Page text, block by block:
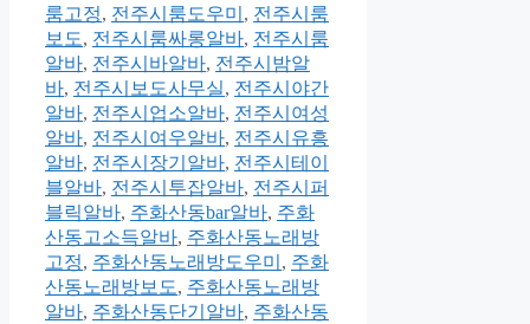
룸고정, 전주시룸도우미 , 전주시룸
보도, 전주시룸싸롱알바, 전주시룸
알바, 전주시바알바, 전주시밤알
바, 전주시보도사무실, 전주시야간
알바, 전주시업소알바, 전주시여성
알바, 전주시여우알바, 전주시유흥
알바, 전주시장기알바, 전주시테이
블알바, 전주시투잡알바, 전주시퍼
블릭알바, 주화산동bar알바, 주화
산동고소득알바, 주화산동노래방
고정, 주화산동노래방도우미 , 주화
산동노래방보도, 주화산동노래방
알바, 주화산동단기알바, 주화산동